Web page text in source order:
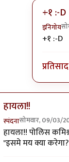
+१ :-D
इनिगोय
In reply
+१ :-D
हायला!!
स्पंदनासोमवार, 09/03/
हायला!! पोलिस
"इसमे मय क्या